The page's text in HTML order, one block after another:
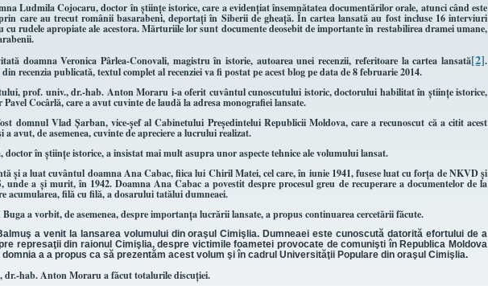
Ludmila Cojocaru, doctor în ştiinţe istorice, care a evidenţiat însemnătatea documentărilor orale, atunci când este
care au trecut românii basarabeni, deportaţi în Siberii de gheaţă. În cartea lansată au fost incluse 16 interviuri
cu rudele apropiate ale acestora. Mărturiile lor sunt documente deosebit de importante în restabilirea dramei umane,
doamna Veronica Pârlea-Conovali, magistru în istorie, autoarea unei recenzii, referitoare la cartea lansată[2].
recenzia publicată, textul complet al recenziei va fi postat pe acest blog pe data de 8 februarie 2014.
prof. univ., dr.-hab. Anton Moraru i-a oferit cuvântul cunoscutului istoric, doctorului habilitat în ştiinţe istorice,
Cocârlă, care a avut cuvinte de laudă la adresa monografiei lansate.
domnul Vlad Şarban, vice-şef al Cabinetului Preşedintelui Republicii Moldova, care a recunoscut că a citit acest
a avut, de asemenea, cuvinte de apreciere a lucrului realizat.
în ştiinţe istorice, a insistat mai mult asupra unor aspecte tehnice ale volumului lansat.
şi a luat cuvântul doamna Ana Cabac, fiica lui Chiril Matei, cel care, în iunie 1941, fusese luat cu forţa de NKVD şi
a şi murit, în 1942. Doamna Ana Cabac a povestit despre procesul greu de recuperare a documentelor de la
acumularea, filă cu filă, a dosarului tatălui dumneaei.
a vorbit, de asemenea, despre importanţa lucrării lansate, a propus continuarea cercetării făcute.
a venit la lansarea volumului din oraşul Cimişlia. Dumneaei este cunoscută datorită efortului de a
represaţii din raionul Cimişlia, despre victimile foametei provocate de comunişti în Republica Moldova
domnia a a propus ca să prezentăm acest volum şi în cadrul Universităţii Populare din oraşul Cimişlia.
dr.-hab. Anton Moraru a făcut totalurile discuţiei.